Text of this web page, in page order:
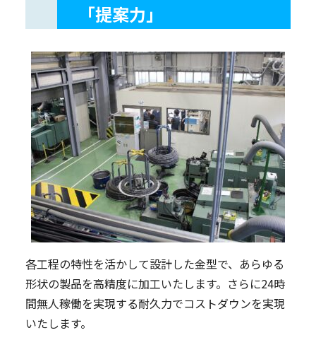
「提案力」
各工程の特性を活かして設計した金型で、あらゆる
形状の製品を高精度に加工いたします。さらに24時
間無人稼働を実現する耐久力でコストダウンを実現
いたします。